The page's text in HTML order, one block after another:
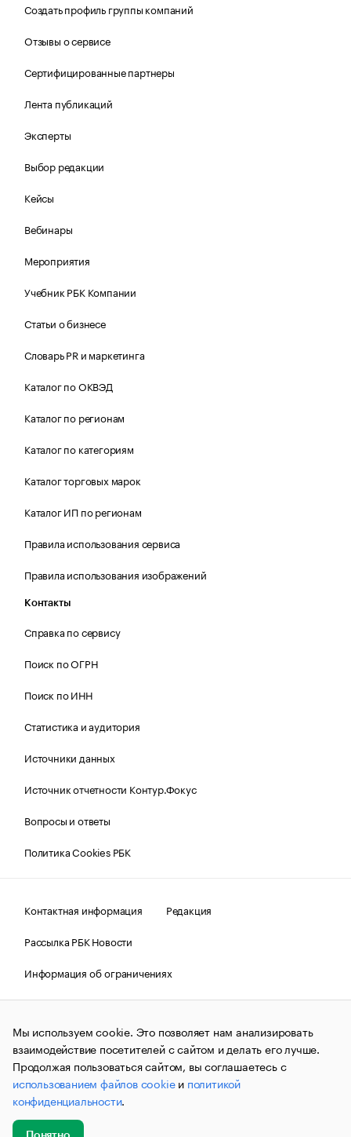
Создать профиль группы компаний
Отзывы о сервисе
Сертифицированные партнеры
Лента публикаций
Эксперты
Выбор редакции
Кейсы
Вебинары
Мероприятия
Учебник РБК Компании
Статьи о бизнесе
Словарь PR и маркетинга
Каталог по ОКВЭД
Каталог по регионам
Каталог по категориям
Каталог торговых марок
Каталог ИП по регионам
Правила использования сервиса
Правила использования изображений
Контакты
Справка по сервису
Поиск по ОГРН
Поиск по ИНН
Статистика и аудитория
Источники данных
Источник отчетности Контур.Фокус
Вопросы и ответы
Политика Cookies РБК
Контактная информация
Редакция
Рассылка РБК Новости
Информация об ограничениях
Правовая информация
О соблюдении авторских прав
© АО «РОСБИЗНЕСКОНСАЛТИНГ»,1995–2026.Сообщения
и материалы информационного агентства «РБК»
(зарегистрировано Федеральной службой по надзору в сфере
связи, информационных технологий и массовых
коммуникаций (Роскомнадзор) 09.12.2015 за номером ИА
№ФС77-63848) сопровождаются пометкой «РБК». Отдельные
публикации могут содержать информацию,
не предназначенную для пользователей
до 18 лет.
Мы используем cookie. Это позволяет нам анализировать
взаимодействие посетителей с сайтом и делать его лучше.
Продолжая пользоваться сайтом, вы соглашаетесь с
использованием файлов cookieи политикой
конфиденциальности.